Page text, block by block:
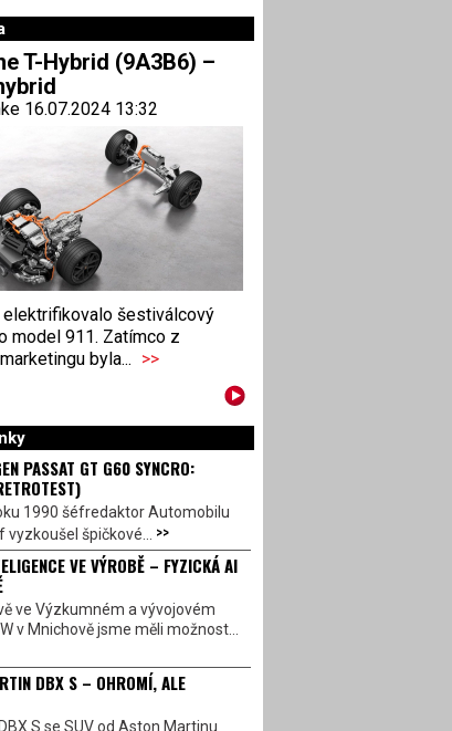
T-Hybrid (9A3B6) –
16.07.2024 13:32
elektrifikovalo šestiválcový
model 911. Zatímco z
byla... >>
PASSAT GT G60 SYNCRO:
1990 šéfredaktor Automobilu
špičkové... >>
VE VÝROBĚ – FYZICKÁ AI
ve Výzkumném a vývojovém
v Mnichově jsme měli možnost...
DBX S – OHROMÍ, ALE
S se SUV od Aston Martinu